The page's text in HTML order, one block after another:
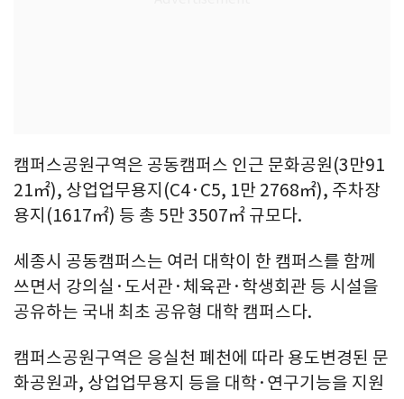
캠퍼스공원구역은 공동캠퍼스 인근 문화공원(3만91
21㎡), 상업업무용지(C4·C5, 1만 2768㎡), 주차장
용지(1617㎡) 등 총 5만 3507㎡ 규모다.
세종시 공동캠퍼스는 여러 대학이 한 캠퍼스를 함께
쓰면서 강의실·도서관·체육관·학생회관 등 시설을
공유하는 국내 최초 공유형 대학 캠퍼스다.
캠퍼스공원구역은 응실천 폐천에 따라 용도변경된 문
화공원과, 상업업무용지 등을 대학·연구기능을 지원